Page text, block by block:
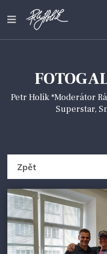
Petr Holík *Moderátor
Superstar,
Zpět